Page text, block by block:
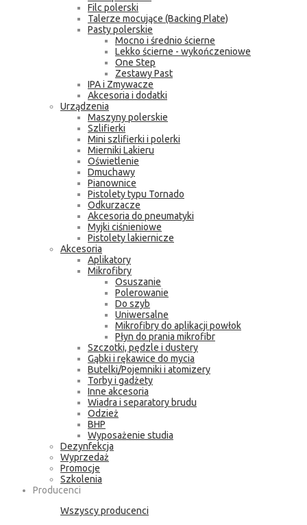
Filc polerski
Talerze mocujące (Backing Plate)
Pasty polerskie
Mocno i średnio ścierne
Lekko ścierne - wykończeniowe
One Step
Zestawy Past
IPA i Zmywacze
Akcesoria i dodatki
Urządzenia
Maszyny polerskie
Szlifierki
Mini szlifierki i polerki
Mierniki Lakieru
Oświetlenie
Dmuchawy
Pianownice
Pistolety typu Tornado
Odkurzacze
Akcesoria do pneumatyki
Myjki ciśnieniowe
Pistolety lakiernicze
Akcesoria
Aplikatory
Mikrofibry
Osuszanie
Polerowanie
Do szyb
Uniwersalne
Mikrofibry do aplikacji powłok
Płyn do prania mikrofibr
Szczotki, pędzle i dustery
Gąbki i rękawice do mycia
Butelki/Pojemniki i atomizery
Torby i gadżety
Inne akcesoria
Wiadra i separatory brudu
Odzież
BHP
Wyposażenie studia
Dezynfekcja
Wyprzedaż
Promocje
Szkolenia
Producenci
Wszyscy producenci